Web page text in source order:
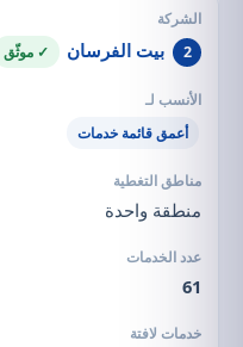
2 بيت الفرسان ✓ موثّق
أعمق قائمة خدمات
منطقة واحدة
61